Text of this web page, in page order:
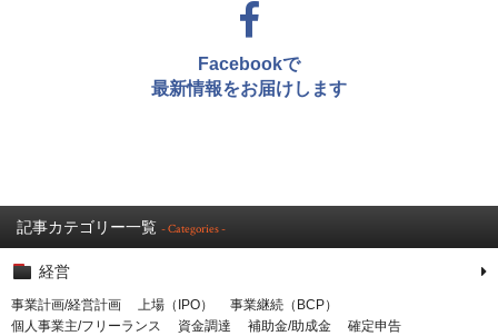
Facebookで
最新情報をお届けします
記事カテゴリー一覧 - Categories -
経営
事業計画/経営計画 上場（IPO）
事業継続（BCP）
個人事業主/フリーランス
資金調達 補助金/助成金 確定申告